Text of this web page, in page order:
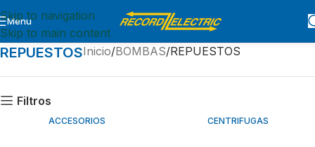
Skip to navigation
Skip to main content
Menu
REPUESTOSInicio BOMBAS REPUESTOS
Filtros
ACCESORIOS CENTRIFUGAS